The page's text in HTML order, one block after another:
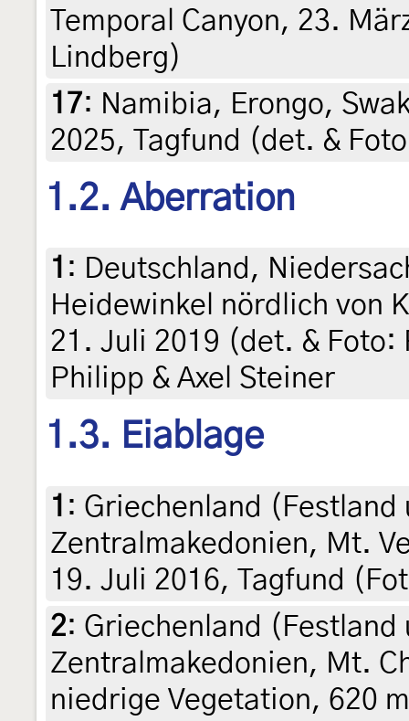
Temporal Canyon, 23.
Lindberg)
17: Namibia, Erongo,
2025, Tagfund (det. &
1.2. Aberration
1 : Deutschland,
Heidewinkel nördlich von
21. Juli 2019 (det. &
Philipp & Axel Steiner
1.3. Eiablage
1 : Griechenland
Zentralmakedonien, Mt.
19. Juli 2016, Tagfund
2: Griechenland
Zentralmakedonien, Mt.
niedrige Vegetation, 620